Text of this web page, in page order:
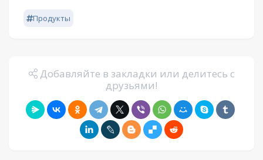
Продукты
Добавляйте в закладки или делитесь с
друзьями!